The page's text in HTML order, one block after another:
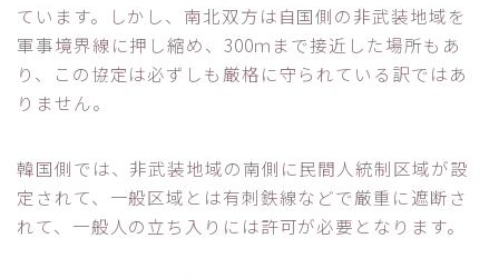
ています。しかし、南北双方は自国側の非武装地域を
軍事境界線に押し縮め、300ｍまで接近した場所もあ
り、この協定は必ずしも厳格に守られている訳ではあ
りません。
韓国側では、非武装地域の南側に民間人統制区域が設
定されて、一般区域とは有刺鉄線などで厳重に遮断さ
れて、一般人の立ち入りには許可が必要となります。